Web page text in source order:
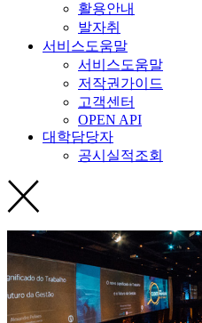
활용안내
발자취
서비스도움말
서비스도움말
저작권가이드
고객센터
OPEN API
대학담당자
공시실적조회